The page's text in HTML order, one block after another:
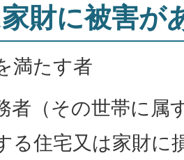
財に被害が
満たす者
者（その世帯に属
る住宅又は家財に